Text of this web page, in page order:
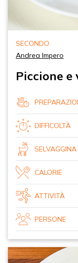
SECONDO
Andrea Impero
Piccione
DIFFICOLTÀ
SELVAGGINA
CALORIE
ATTIVITÀ
PERSONE